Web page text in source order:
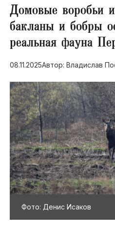
СВО
Выборы в Пермском крае
Социальная поддержка
Инфраструктура
Благоустройство
Домовые воробьи
бакланы и бобры
реальная фауна
08.11.2025Автор: Владислав
Фото: Денис Исаков